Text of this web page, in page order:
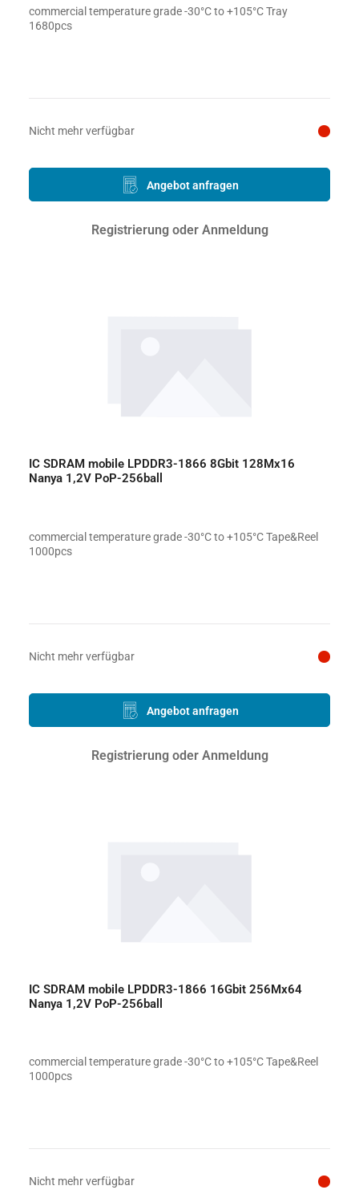
commercial temperature grade -30°C to +105°C Tray
1680pcs
Preis auf Anfrage
Nicht mehr verfügbar
Angebot anfragen
Registrierung oder Anmeldung
IC SDRAM mobile LPDDR3-1866 8Gbit 128Mx16
Nanya 1,2V PoP-256ball
commercial temperature grade -30°C to +105°C Tape&Reel
1000pcs
Preis auf Anfrage
Nicht mehr verfügbar
Angebot anfragen
Registrierung oder Anmeldung
IC SDRAM mobile LPDDR3-1866 16Gbit 256Mx64
Nanya 1,2V PoP-256ball
commercial temperature grade -30°C to +105°C Tape&Reel
1000pcs
Preis auf Anfrage
Nicht mehr verfügbar